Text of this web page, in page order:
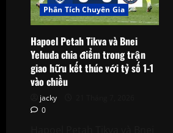
viên
ngọc
thô
Phân Tích Chuyên Gia
Hapoel Petah Tikva và Bnei
Yehuda chia điểm trong trận
giao hữu kết thúc với tỷ số 1-1
vào chiều
jacky
0